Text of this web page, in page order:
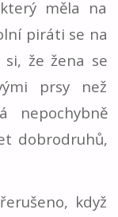
měla na
piráti se na
že žena se
prsy než
nepochybně
dobrodruhů,
když